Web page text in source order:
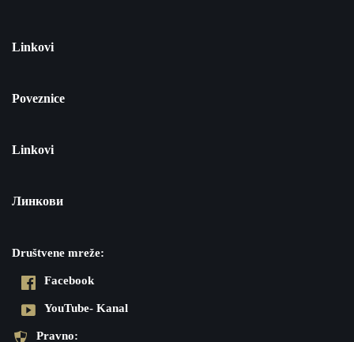
Linkovi
Poveznice
Linkovi
Линкови
Društvene mreže:
Facebook
YouTube- Kanal
Pravno: